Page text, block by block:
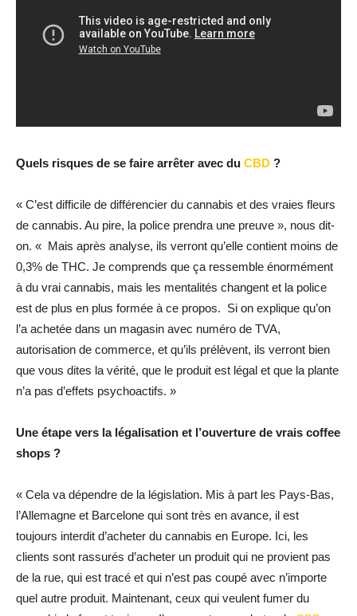
Quels risques de se faire arrêter avec du CBD ?
« C’est difficile de différencier du cannabis et des vraies fleurs
de cannabis. Au pire, la police prendra une preuve », nous dit-
on. « Mais après analyse, ils verront qu’elle contient moins de
0,3% de THC. Je comprends que ça ressemble énormément
à du vrai cannabis, mais les mentalités changent et la police
est de plus en plus formée à ce propos. Si on explique qu’on
l’a achetée dans un magasin avec numéro de TVA,
autorisation de commerce, et qu’ils prélèvent, ils verront bien
que vous dites la vérité, que le produit est légal et que la plante
n’a pas d’effets psychoactifs. »
Une étape vers la légalisation et l’ouverture de vrais coffee
shops ?
« Cela va dépendre de la législation. Mis à part les Pays-Bas,
l’Allemagne et Barcelone qui sont très en avance, il est
toujours interdit d’acheter du cannabis en Europe. Ici, les
clients sont rassurés d’acheter un produit qui ne provient pas
de la rue, qui est tracé et qui n’est pas coupé avec n’importe
quel autre produit. Maintenant, ceux qui veulent fumer du